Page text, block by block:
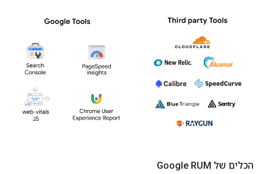
הכלים של Google RUM